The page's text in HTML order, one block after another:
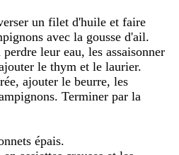
un filet d'huile et faire
avec la gousse d'ail.
leur eau, les assaisonner
le thym et le laurier.
ajouter le beurre, les
Terminer par la
épais.